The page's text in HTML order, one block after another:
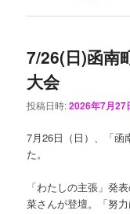
7/26(日)函南
大会
投稿日時:2026年7月27
7月26日（日）、「函
た。
「わたしの主張」発
菜さんが登壇。「努